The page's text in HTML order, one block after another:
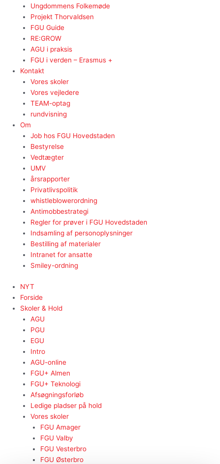
Ungdommens Folkemøde
Projekt Thorvaldsen
FGU Guide
RE:GROW
AGU i praksis
FGU i verden – Erasmus +
Kontakt
Vores skoler
Vores vejledere
TEAM-optag
rundvisning
Om
Job hos FGU Hovedstaden
Bestyrelse
Vedtægter
UMV
årsrapporter
Privatlivspolitik
whistleblowerordning
Antimobbestrategi
Regler for prøver i FGU Hovedstaden
Indsamling af personoplysninger
Bestilling af materialer
Intranet for ansatte
Smiley-ordning
NYT
Forside
Skoler & Hold
AGU
PGU
EGU
Intro
AGU-online
FGU+ Almen
FGU+ Teknologi
Afsøgningsforløb
Ledige pladser på hold
Vores skoler
FGU Amager
FGU Valby
FGU Vesterbro
FGU Østerbro